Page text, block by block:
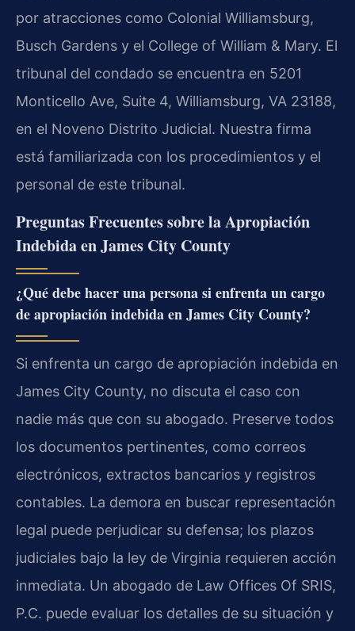
por atracciones como Colonial Williamsburg,
Busch Gardens y el College of William & Mary. El
tribunal del condado se encuentra en 5201
Monticello Ave, Suite 4, Williamsburg, VA 23188,
en el Noveno Distrito Judicial. Nuestra firma
está familiarizada con los procedimientos y el
personal de este tribunal.
Preguntas Frecuentes sobre la Apropiación
Indebida en James City County
¿Qué debe hacer una persona si enfrenta un cargo
de apropiación indebida en James City County?
Si enfrenta un cargo de apropiación indebida en
James City County, no discuta el caso con
nadie más que con su abogado. Preserve todos
los documentos pertinentes, como correos
electrónicos, extractos bancarios y registros
contables. La demora en buscar representación
legal puede perjudicar su defensa; los plazos
judiciales bajo la ley de Virginia requieren acción
inmediata. Un abogado de Law Offices Of SRIS,
P.C. puede evaluar los detalles de su situación y